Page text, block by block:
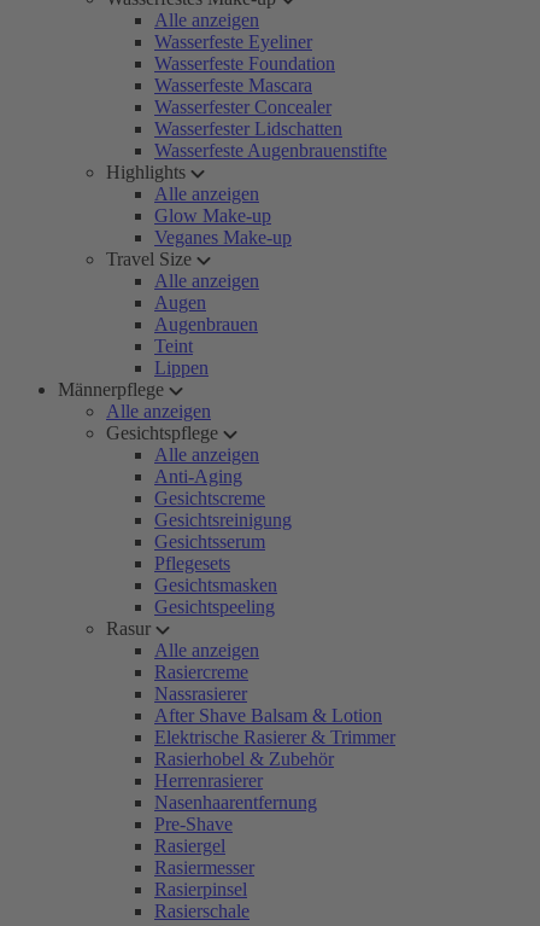
Alle anzeigen
Wasserfeste Eyeliner
Wasserfeste Foundation
Wasserfeste Mascara
Wasserfester Concealer
Wasserfester Lidschatten
Wasserfeste Augenbrauenstifte
Highlights
Alle anzeigen
Glow Make-up
Veganes Make-up
Travel Size
Alle anzeigen
Augen
Augenbrauen
Teint
Lippen
Männerpflege
Alle anzeigen
Gesichtspflege
Alle anzeigen
Anti-Aging
Gesichtscreme
Gesichtsreinigung
Gesichtsserum
Pflegesets
Gesichtsmasken
Gesichtspeeling
Rasur
Alle anzeigen
Rasiercreme
Nassrasierer
After Shave Balsam & Lotion
Elektrische Rasierer & Trimmer
Rasierhobel & Zubehör
Herrenrasierer
Nasenhaarentfernung
Pre-Shave
Rasiergel
Rasiermesser
Rasierpinsel
Rasierschale